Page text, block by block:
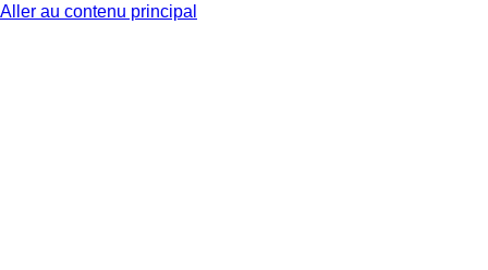
Aller au contenu principal